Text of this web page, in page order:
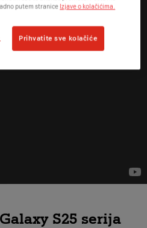
S25 serija
putem stranice Izjave o kolačićima.
Prihvatite sve kolačiće